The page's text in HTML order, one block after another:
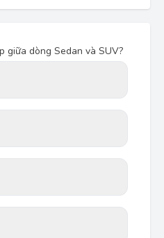
giữa dòng Sedan và SUV?